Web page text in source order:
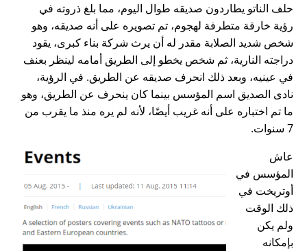
حلف الناتو يطاردون صديقه طوال اليوم، مما بلغ ذروته في
رؤية خارقة متطرفة لهجوم، تم تصويره على أنه صديقه، وهو
شخص شديد الصلابة مقدر له أن يرث شركة بناء كبرى، يقود
دراجته النارية، ثم شخص يخطو إلى الطريق أمامه لينظر بعنف
في عينيه، وبعد ذلك انحرف صديقه عن الطريق. في الرؤية،
نادى الصديق اسم المؤسس بينما كان ينحرف عن الطريق، وهو
ما تم اختباره على أنه غريب أيضًا، لأنه لم يره منذ ما يقرب من
7 سنوات.
عاش
المؤسس في
أوتريخت في
ذلك الوقت
ولم يكن
بإمكانه